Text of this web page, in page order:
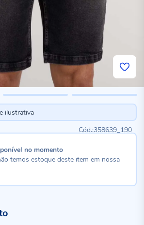
ilustrativa
358639_190
no momento
temos estoque deste item em nossa